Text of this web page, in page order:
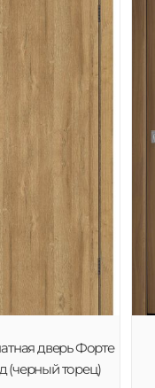
дверь Форте
(черный торец)